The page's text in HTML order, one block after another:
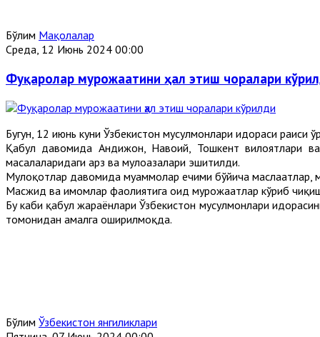
Бўлим Мақолалар
Среда, 12 Июнь 2024 00:00
Фуқаролар мурожаатини ҳал этиш чоралари
Бугун, 12 июнь куни Ўзбекистон мусулмонлари идораси
Қабул давомида Андижон, Навоий, Тошкент вилоятлари
масалаларидаги арз ва мулоҳазалари эшитилди.
Мулоқотлар давомида муаммолар ечими бўйича маслаҳатлар,
Масжид ва имомлар фаолиятига оид мурожаатлар кўриб
Бу каби қабул жараёнлари Ўзбекистон мусулмонлари
томонидан амалга оширилмоқда.
Бўлим Ўзбекистон янгиликлари